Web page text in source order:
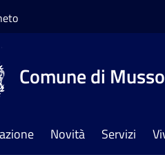
Comune di
Novità Servizi